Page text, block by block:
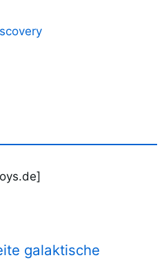
galaktische